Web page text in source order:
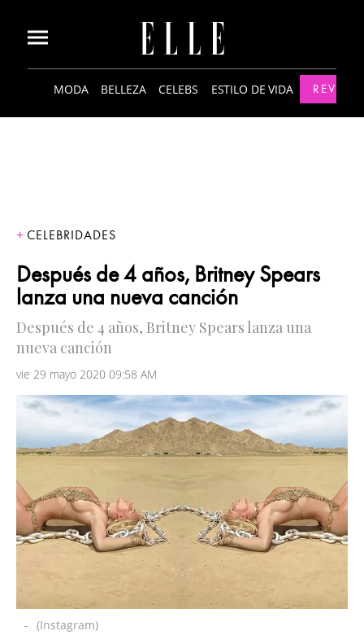
MODA BELLEZA CELEBS ESTILO DE VIDA
CELEBRIDADES
Después de 4 años, Britney Spears
lanza una nueva canción
Después de 4 años, Britney Spears lanza una
nueva canción
vie 29 mayo 2020 09:58 AM
- (Instagram)